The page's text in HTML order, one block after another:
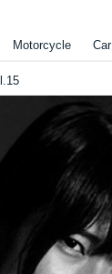
Motorcycle Car